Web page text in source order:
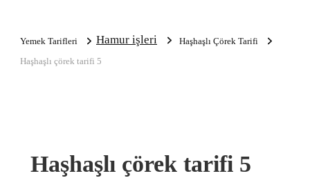
Yemek Tarifleri Hamur işleri
Haşhaşlı Çörek Tarifi
Haşhaşlı çörek tarifi 5
Haşhaşlı çörek tarifi 5